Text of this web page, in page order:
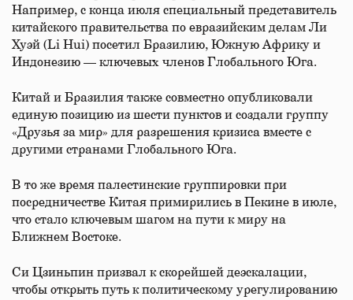
Например, с конца июля специальный представитель
китайского правительства по евразийским делам Ли
Хуэй (Li Hui) посетил Бразилию, Южную Африку и
Индонезию — ключевых членов Глобального Юга.
Китай и Бразилия также совместно опубликовали
единую позицию из шести пунктов и создали группу
«Друзья за мир» для разрешения кризиса вместе с
другими странами Глобального Юга.
В то же время палестинские группировки при
посредничестве Китая примирились в Пекине в июле,
что стало ключевым шагом на пути к миру на
Ближнем Востоке.
Си Цзиньпин призвал к скорейшей деэскалации,
чтобы открыть путь к политическому урегулированию